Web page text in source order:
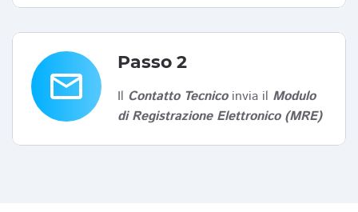
email
Passo 2
Il Contatto Tecnicoinvia il Modulo
di Registrazione Elettronico (MRE)